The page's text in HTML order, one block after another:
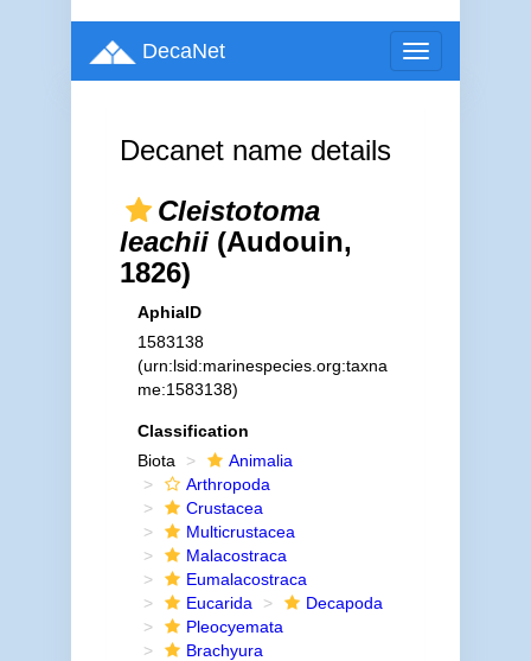
Toggle
navigation
DecaNet
Decanet name details
Cleistotoma
leachii(Audouin,
1826)
AphiaID
1583138
(urn:lsid:marinespecies.org:taxna
me:1583138)
Classification
Biota
Animalia
Arthropoda
Crustacea
Multicrustacea
Malacostraca
Eumalacostraca
Eucarida
Decapoda
Pleocyemata
Brachyura